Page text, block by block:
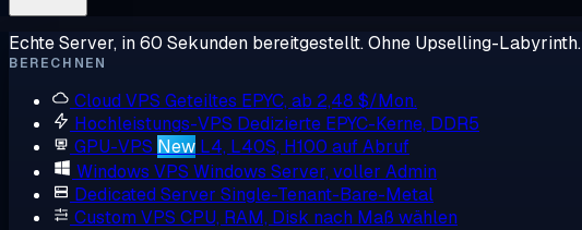
Echte Server, in 60 Sekunden bereitgestellt. Ohne Upselling-Labyrinth.
BERECHNEN
Cloud VPS Geteiltes EPYC, ab 2,48 $/Mon.
Hochleistungs-VPS Dedizierte EPYC-Kerne, DDR5
GPU-VPS New L4, L40S, H100 auf Abruf
Windows VPS Windows Server, voller Admin
Dedicated Server Single-Tenant-Bare-Metal
Custom VPS CPU, RAM, Disk nach Maß wählen